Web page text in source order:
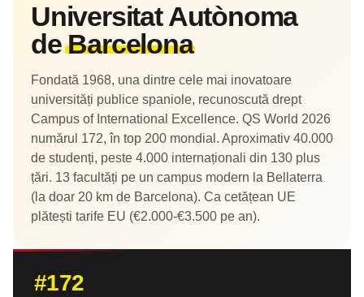
Universitat Autònoma
deBarcelona
Fondată 1968, una dintre cele mai inovatoare
universități publice spaniole, recunoscută drept
Campus of International Excellence. QS World 2026
numărul 172, în top 200 mondial. Aproximativ 40.000
de studenți, peste 4.000 internaționali din 130 plus
țări. 13 facultăți pe un campus modern la Bellaterra
(la doar 20 km de Barcelona). Ca cetățean UE
plătești tarife EU (€2.000-€3.500 pe an).
#172